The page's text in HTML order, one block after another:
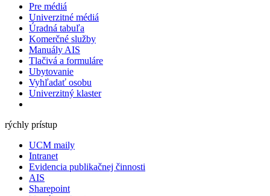
Pre médiá
Univerzitné médiá
Úradná tabuľa
Komerčné služby
Manuály AIS
Tlačivá a formuláre
Ubytovanie
Vyhľadať osobu
Univerzitný klaster
rýchly prístup
UCM maily
Intranet
Evidencia publikačnej činnosti
AIS
Sharepoint